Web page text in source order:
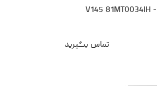
تماس بگیرید